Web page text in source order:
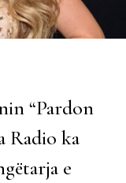
“Pardon
Radio ka
e